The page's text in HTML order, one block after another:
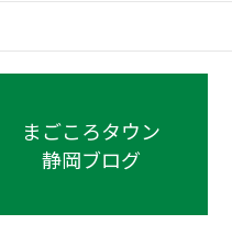
まごころタウン
静岡ブログ